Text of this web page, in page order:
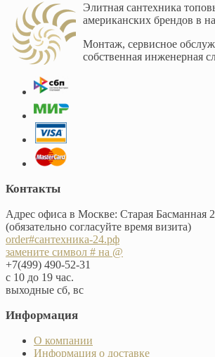
Элитная сантехника
американских брендов в
Монтаж, сервисное
собственная инженерная
Контакты
Адрес офиса в Москве: Старая Басманная
(обязательно согласуйте время визита)
order#сантехника-24.рф
замените символ # на @
+7(499) 490-52-31
с 10 до 19 час.
выходные сб, вс
Информация
О компании
Информация о доставке